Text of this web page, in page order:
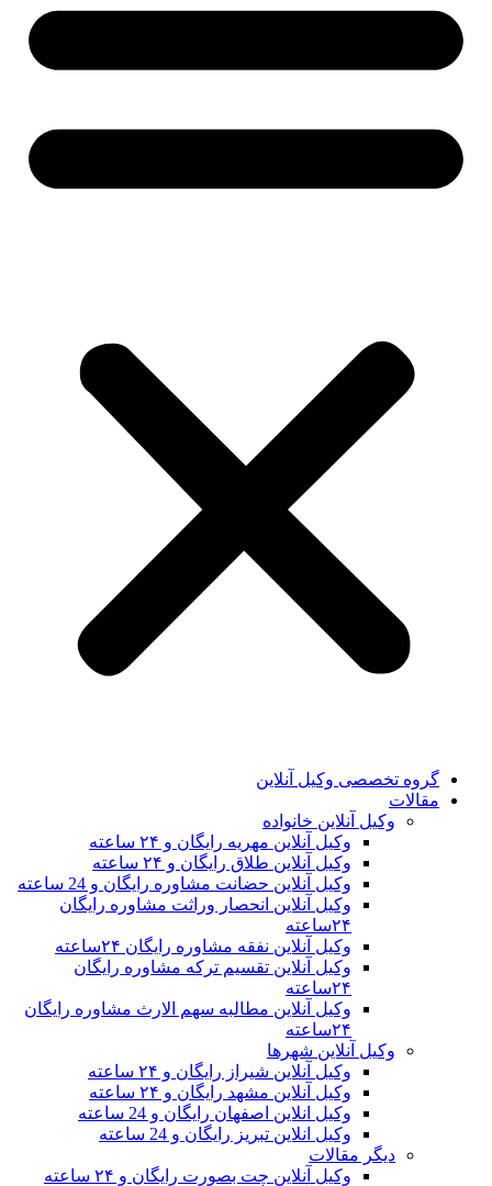
گروه تخصصی وکیل آنلاین
مقالات
وکیل آنلاین خانواده
وکیل آنلاین مهریه رایگان و ۲۴ ساعته
وکیل آنلاین طلاق رایگان و ۲۴ ساعته
وکیل آنلاین حضانت مشاوره رایگان و 24 ساعته
وکیل آنلاین انحصار وراثت مشاوره رایگان
وکیل آنلاین نفقه مشاوره رایگان ۲۴ساعته
وکیل آنلاین تقسیم ترکه مشاوره رایگان
وکیل آنلاین مطالبه سهم الارث مشاوره رایگان
وکیل آنلاین شهرها
وکیل آنلاین شیراز رایگان و ۲۴ ساعته
وکیل آنلاین مشهد رایگان و ۲۴ ساعته
وکیل انلاین اصفهان رایگان و 24 ساعته
وکیل انلاین تبریز رایگان و 24 ساعته
دیگر مقالات
وکیل آنلاین چت بصورت رایگان و ۲۴ ساعته